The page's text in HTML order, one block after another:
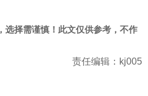
选择需谨慎！此文仅供参考，不作
责任编辑：kj005